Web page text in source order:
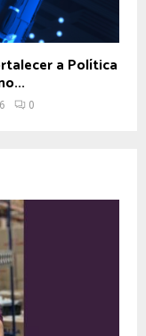
a Política
0